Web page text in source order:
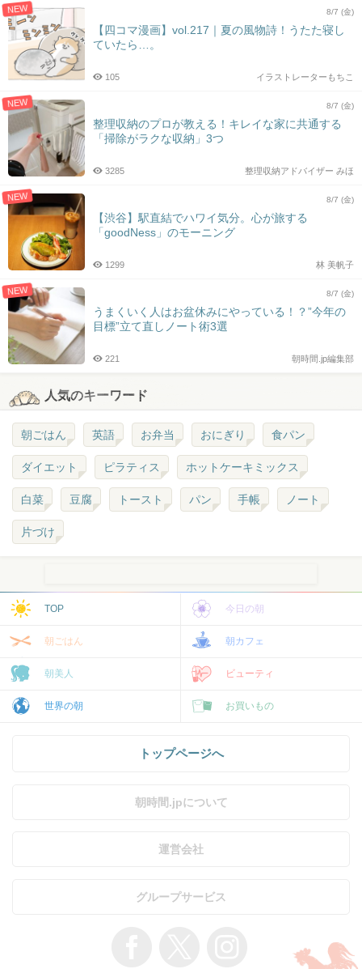
NEW 8/7 (金)
【四コマ漫画】vol.217｜夏の風物詩！うたた寝し
ていたら…。
イラストレーターもちこ
105
NEW 8/7 (金)
整理収納のプロが教える！キレイな家に共通する
「掃除がラクな収納」3つ
整理収納アドバイザー みほ
3285
NEW 8/7 (金)
【渋谷】駅直結でハワイ気分。心が旅する
「goodNess」のモーニング
林 美帆子
1299
NEW 8/7 (金)
うまくいく人はお盆休みにやっている！？”今年の
目標”立て直しノート術3選
朝時間.jp編集部
221
人気のキーワード
朝ごはん 英語 お弁当 おにぎり 食パン
ダイエット ピラティス ホットケーキミックス
白菜 豆腐 トースト パン 手帳 ノート
片づけ
TOP 今日の朝
朝ごはん 朝カフェ
朝美人 ビューティ
世界の朝 お買いもの
トップページへ
朝時間.jpについて
運営会社
グループサービス